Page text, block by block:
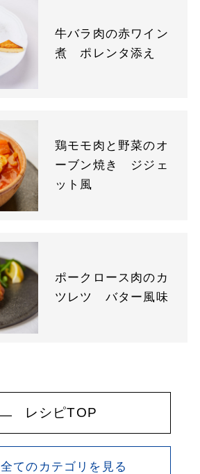
牛バラ肉の赤ワイン
煮 ポレンタ添え
鶏モモ肉と野菜のオ
ーブン焼き ジジェ
ット風
ポークロース肉のカ
ツレツ バター風味
レシピTOP
全てのカテゴリを見る